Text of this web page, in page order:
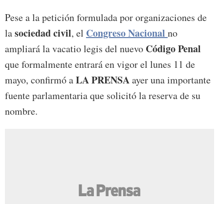
Pese a la petición formulada por organizaciones de
lasociedad civil, el Congreso Nacional no
ampliará la vacatio legis del nuevo Código Penal
que formalmente entrará en vigor el lunes 11 de
mayo, confirmó aLA PRENSAayer una importante
fuente parlamentaria que solicitó la reserva de su
nombre.